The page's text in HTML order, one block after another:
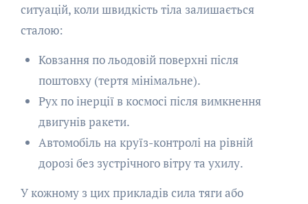
ситуацій, коли швидкість тіла залишається
сталою:
Ковзання по льодовій поверхні після
поштовху (тертя мінімальне).
Рух по інерції в космосі після вимкнення
двигунів ракети.
Автомобіль на круїз-контролі на рівній
дорозі без зустрічного вітру та ухилу.
У кожному з цих прикладів сила тяги або